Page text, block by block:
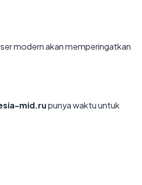
modern akan memperingatkan
mid.rupunya waktu untuk